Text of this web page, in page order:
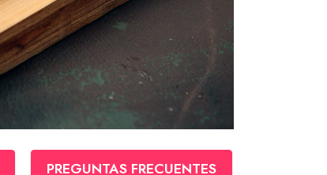
PREGUNTAS FRECUENTES